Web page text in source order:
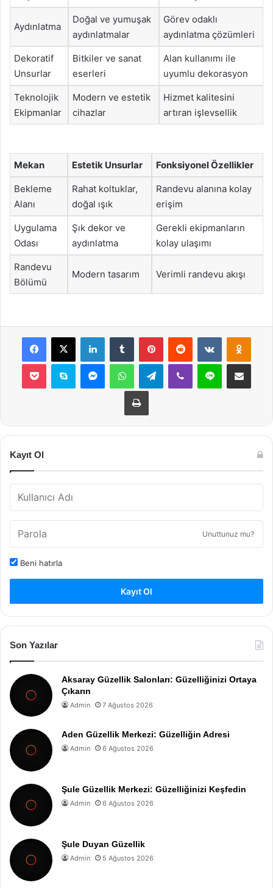
Aydınlatma
Doğal ve yumuşak
aydınlatmalar
Görev odaklı
aydınlatma çözümleri
Dekoratif
Unsurlar
Bitkiler ve sanat
eserleri
Alan kullanımı ile
uyumlu dekorasyon
Teknolojik
Ekipmanlar
Modern ve estetik
cihazlar
Hizmet kalitesini
artıran işlevsellik
Mekan Estetik Unsurlar Fonksiyonel Özellikler
Bekleme
Alanı
Rahat koltuklar,
doğal ışık
Randevu alanına kolay
erişim
Uygulama
Odası
Şık dekor ve
aydınlatma
Gerekli ekipmanların
kolay ulaşımı
Randevu
Bölümü
Modern tasarım Verimli randevu akışı
Facebook
X LinkedInTumblr PinterestReddit VKontakte
Pocket Skype MessengerWhatsAppTelegramViber Line E-Posta ile
Yazdır
Kayıt Ol
Unuttunuz mu?
Beni hatırla
Kayıt Ol
Son Yazılar
Aksaray Güzellik Salonları: Güzelliğinizi Ortaya
Çıkarın
Admin 7 Ağustos 2026
Aden Güzellik Merkezi: Güzelliğin Adresi
Admin 6 Ağustos 2026
Şule Güzellik Merkezi: Güzelliğinizi Keşfedin
Admin 6 Ağustos 2026
Şule Duyan Güzellik
Admin 5 Ağustos 2026